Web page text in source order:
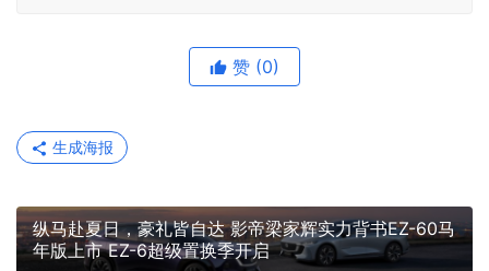
赞 (0)
生成海报
纵马赴夏日，豪礼皆自达 影帝梁家辉实力背书EZ-60马
年版上市 EZ-6超级置换季开启